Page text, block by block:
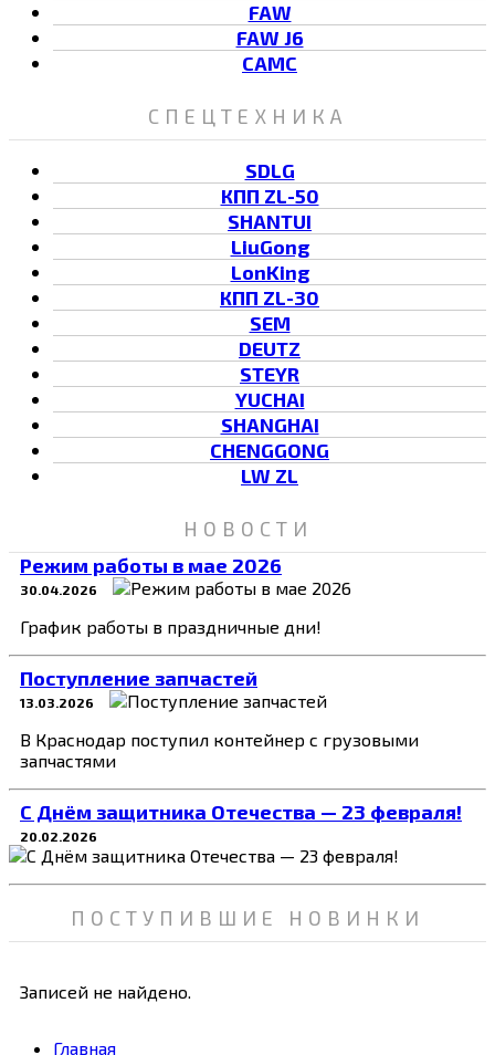
FAW
FAW J6
CAMC
СПЕЦТЕХНИКА
SDLG
КПП ZL-50
SHANTUI
LiuGong
LonKing
КПП ZL-30
SEM
DEUTZ
STEYR
YUCHAI
SHANGHAI
CHENGGONG
LW ZL
НОВОСТИ
Режим работы в мае 2026
30.04.2026
График работы в праздничные дни!
Поступление запчастей
13.03.2026
В Краснодар поступил контейнер с грузовыми
запчастями
C Днём защитника Отечества — 23 февраля!
20.02.2026
ПОСТУПИВШИЕ НОВИНКИ
Записей не найдено.
Главная